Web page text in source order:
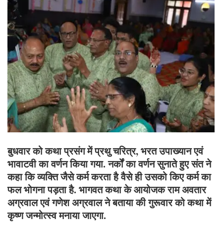
बुधवार को कथा प्रसंग में प्रथु चरित्र, भरत उपाख्यान एवं
भावाटवी का वर्णन किया गया.नर्कों का वर्णन सुनाते हुए संत ने
कहा कि व्यक्ति जैसे कर्म करता है वैसे ही उसको किए कर्म का
फल भोगना पड़ता है. भागवत कथा के आयोजक राम अवतार
अग्रवाल एवं गणेश अग्रवाल ने बताया की गुरूवार को कथा में
कृष्ण जन्मोत्स्व मनाया जाएगा.